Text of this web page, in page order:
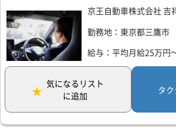
京王自動車株式会社 吉
勤務地：東京都三鷹市
給与：平均月給25万円
気になるリスト
に追加
タ